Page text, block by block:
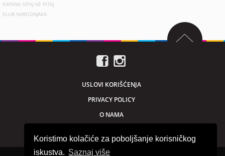
Koristimo kolačiće za poboljšanje korisničkog
iskustva. Saznaj više
KAFANA SIPAJ NE PITAJ
KLUB NARODNJAKA
USLOVI KORIŠĆENJA
PRIVACY POLICY
O NAMA